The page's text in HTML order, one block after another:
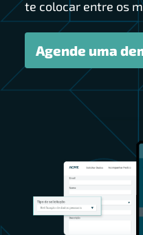
te colocar entre os
Agende uma